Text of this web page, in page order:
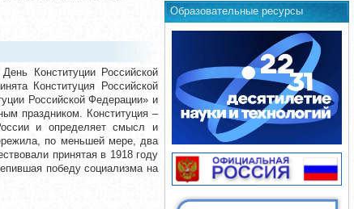
Конституции Российской
Конституция Российской
Российской Федерации» и
праздником. Конституция –
и определяет смысл и
по меньшей мере, два
принятая в 1918 году
победу социализма на
Образовательные ресурсы